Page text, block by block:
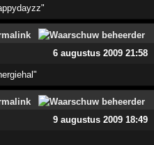
6 augustus 2009 21:58
9 augustus 2009 18:49